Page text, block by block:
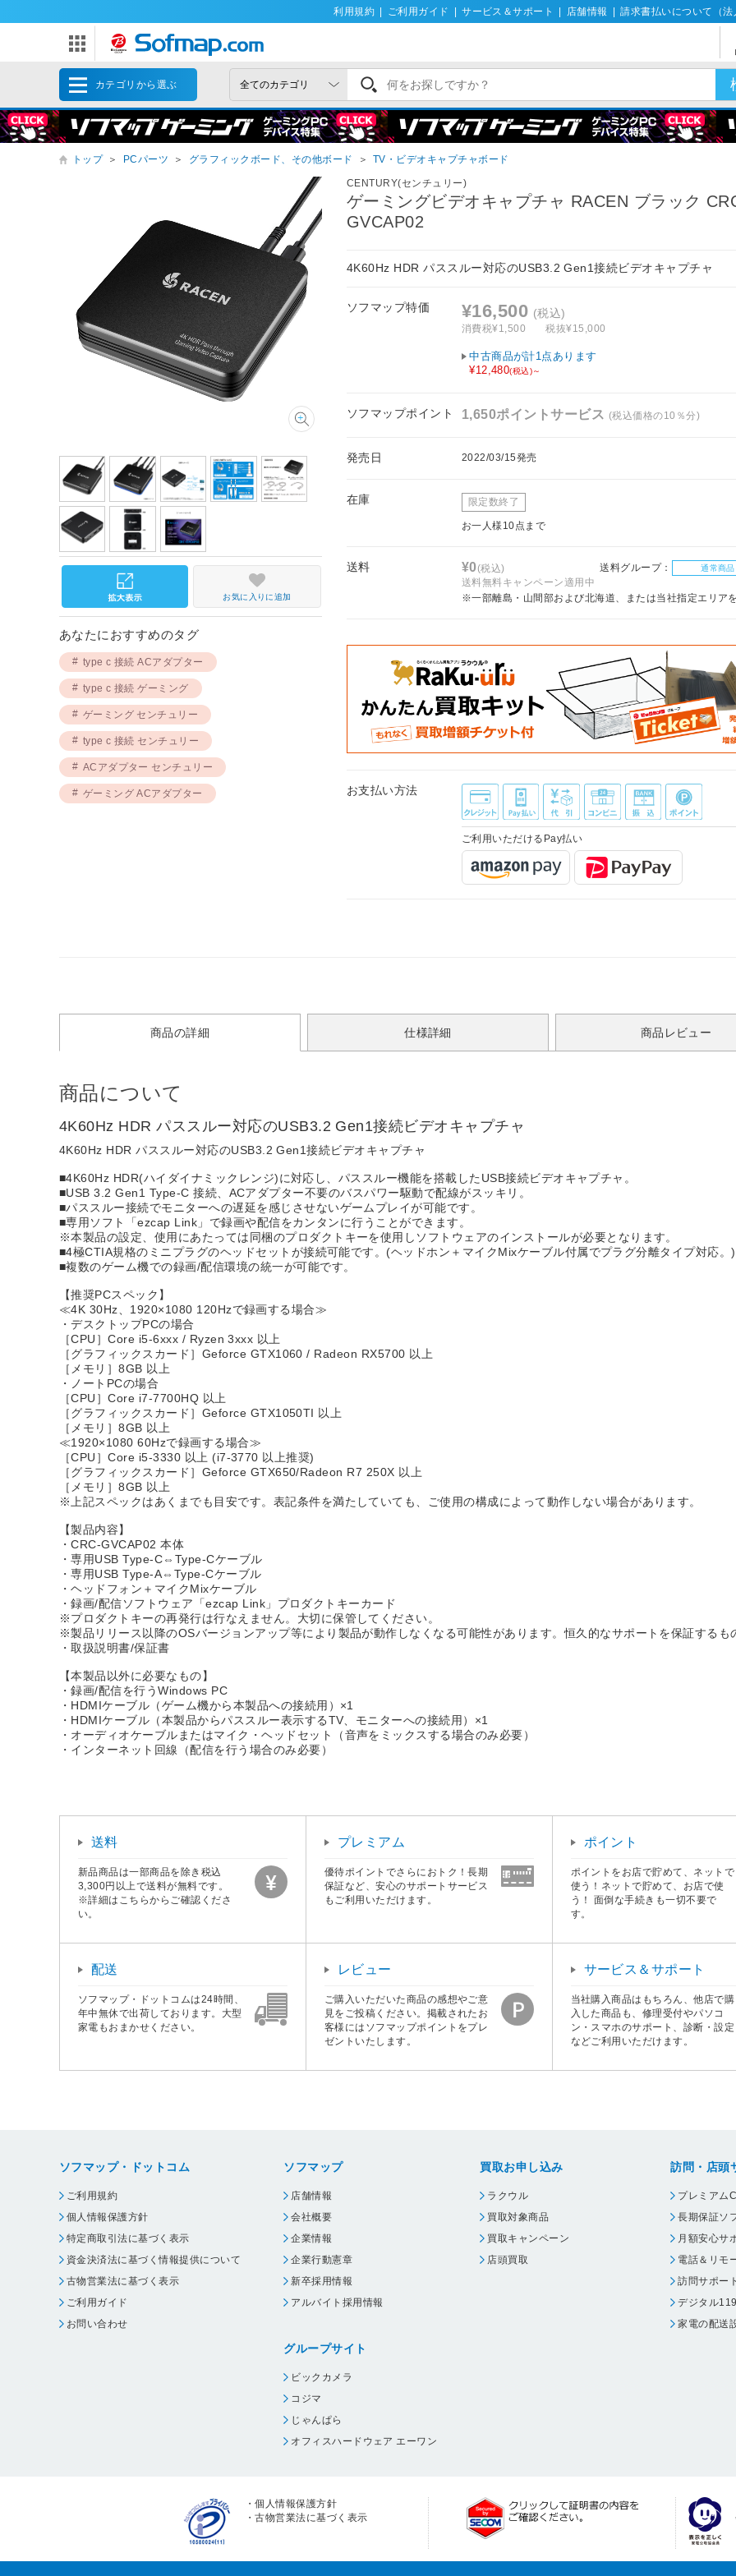
利用規約 ご利用ガイド サービス＆サポート 店舗情報 請求書払いについて（法
カテゴリから選ぶ
トップ ＞ PCパーツ ＞ グラフィックボード、その他ボード ＞ TV・ビデオキャプチャボード
CENTURY(センチュリー)
ゲーミングビデオキャプチャ RACEN ブラック
GVCAP02
4K60Hz HDR パススルー対応のUSB3.2 Gen1接続ビデオキャプチャ
ソフマップ特価 ¥16,500 (税込)
消費税¥1,500 税抜¥15,000
中古商品が計1点あります
¥12,480(税込)～
ソフマップポイント 1,650ポイントサービス (税込価格の10％分)
発売日 2022/03/15発売
在庫 限定数終了
お一人様10点まで
送料 ¥0(税込) 送料グループ： 通常商品
送料無料キャンペーン適用中
※一部離島・山間部および北海道、または当社指定エリア
お支払い方法
ご利用いただけるPay払い
お気に入りに追加
あなたにおすすめのタグ
type c 接続 ACアダプター
type c 接続 ゲーミング
ゲーミング センチュリー
type c 接続 センチュリー
ACアダプター センチュリー
ゲーミング ACアダプター
商品の詳細 仕様詳細 商品レビュー
商品について
4K60Hz HDR パススルー対応のUSB3.2 Gen1接続ビデオキャプチャ
4K60Hz HDR パススルー対応のUSB3.2 Gen1接続ビデオキャプチャ
■4K60Hz HDR(ハイダイナミックレンジ)に対応し、パススルー機能を搭載したUSB接続ビデオキャプチャ。
■USB 3.2 Gen1 Type-C 接続、ACアダプター不要のバスパワー駆動で配線がスッキリ。
■パススルー接続でモニターへの遅延を感じさせないゲームプレイが可能です。
■専用ソフト「ezcap Link」で録画や配信をカンタンに行うことができます。
※本製品の設定、使用にあたっては同梱のプロダクトキーを使用しソフトウェアのインストールが必要となります。
■4極CTIA規格のミニプラグのヘッドセットが接続可能です。(ヘッドホン＋マイクMixケーブル付属でプラグ分離タイプ対応。)
■複数のゲーム機での録画/配信環境の統一が可能です。
【推奨PCスペック】
≪4K 30Hz、1920×1080 120Hzで録画する場合≫
・デスクトップPCの場合
［CPU］Core i5-6xxx / Ryzen 3xxx 以上
［グラフィックスカード］Geforce GTX1060 / Radeon RX5700 以上
［メモリ］8GB 以上
・ノートPCの場合
［CPU］Core i7-7700HQ 以上
［グラフィックスカード］Geforce GTX1050TI 以上
［メモリ］8GB 以上
≪1920×1080 60Hzで録画する場合≫
［CPU］Core i5-3330 以上 (i7-3770 以上推奨)
［グラフィックスカード］Geforce GTX650/Radeon R7 250X 以上
［メモリ］8GB 以上
※上記スペックはあくまでも目安です。表記条件を満たしていても、ご使用の構成によって動作しない場合があります。
【製品内容】
・CRC-GVCAP02 本体
・専用USB Type-C⇔Type-Cケーブル
・専用USB Type-A⇔Type-Cケーブル
・ヘッドフォン＋マイクMixケーブル
・録画/配信ソフトウェア「ezcap Link」プロダクトキーカード
※プロダクトキーの再発行は行なえません。大切に保管してください。
※製品リリース以降のOSバージョンアップ等により製品が動作しなくなる可能性があります。恒久的なサポートを保証するも
・取扱説明書/保証書
【本製品以外に必要なもの】
・録画/配信を行うWindows PC
・HDMIケーブル（ゲーム機から本製品への接続用）×1
・HDMIケーブル（本製品からパススルー表示するTV、モニターへの接続用）×1
・オーディオケーブルまたはマイク・ヘッドセット（音声をミックスする場合のみ必要）
・インターネット回線（配信を行う場合のみ必要）
送料
新品商品は一部商品を除き税込
3,300円以上で送料が無料です。
※詳細はこちらからご確認くださ
い。
プレミアム
優待ポイントでさらにおトク！長期
保証など、安心のサポートサービス
もご利用いただけます。
ポイント
ポイントをお店で貯めて、ネットで
使う！ネットで貯めて、お店で使
う！ 面倒な手続きも一切不要で
す。
配送
ソフマップ・ドットコムは24時間、
年中無休で出荷しております。大型
家電もおまかせください。
レビュー
ご購入いただいた商品の感想やご意
見をご投稿ください。掲載されたお
客様にはソフマップポイントをプレ
ゼントいたします。
サービス＆サポート
当社購入商品はもちろん、他店で購
入した商品も、修理受付やパソコ
ン・スマホのサポート、診断・設定
などご利用いただけます。
ソフマップ・ドットコム
ご利用規約
個人情報保護方針
特定商取引法に基づく表示
資金決済法に基づく情報提供について
古物営業法に基づく表示
ご利用ガイド
お問い合わせ
ソフマップ
店舗情報
会社概要
企業情報
企業行動憲章
新卒採用情報
アルバイト採用情報
グループサイト
ビックカメラ
コジマ
じゃんぱら
オフィスハードウェア エーワン
買取お申し込み
ラクウル
買取対象商品
買取キャンペーン
店頭買取
訪問・店頭
プレミアム
長期保証ソ
月額安心サ
電話＆リモ
訪問サポート
デジタル119
家電の配送
・個人情報保護方針
・古物営業法に基づく表示